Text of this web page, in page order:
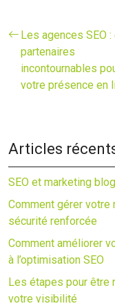
Les agences SEO :
partenaires
incontournables
votre présence en
Articles
SEO et marketing
Comment gérer
sécurité renforcée
Comment améliorer
à l’optimisation SEO
Les étapes pour être
votre visibilité